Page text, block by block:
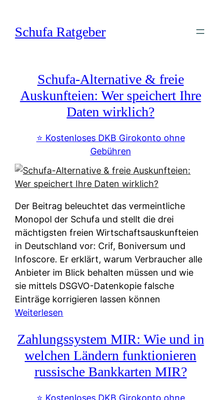
springen
Schufa Ratgeber
Schufa-Alternative & freie
Auskunfteien: Wer speichert Ihre
Daten wirklich?
⭐️ Kostenloses DKB Girokonto ohne
Gebühren
Der Beitrag beleuchtet das vermeintliche
Monopol der Schufa und stellt die drei
mächtigsten freien Wirtschaftsauskunfteien
in Deutschland vor: Crif, Boniversum und
Infoscore. Er erklärt, warum Verbraucher alle
Anbieter im Blick behalten müssen und wie
sie mittels DSGVO-Datenkopie falsche
Einträge korrigieren lassen können
Weiterlesen
c
h
u
f
Zahlungssystem MIR: Wie und in
welchen Ländern funktionieren
russische Bankkarten MIR?
⭐️ Kostenloses DKB Girokonto ohne